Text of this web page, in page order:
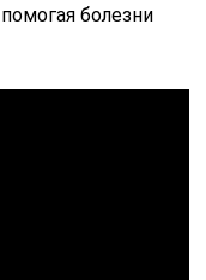
болезни